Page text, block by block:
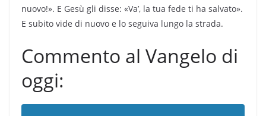
nuovo!». E Gesù gli disse: «Va’, la tua fede ti ha salvato».
E subito vide di nuovo e lo seguiva lungo la strada.
Commento al Vangelo di
oggi: